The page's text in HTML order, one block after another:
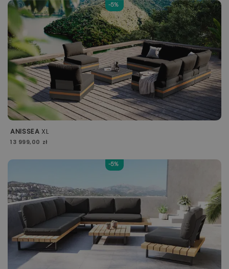
-5%
ANISSEA XL
13 999,00 zł
-5%